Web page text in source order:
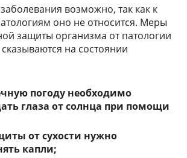
возможно, так как к
оно не относится. Меры
защиты организма от патологии
на состоянии
погоду необходимо
глаза от солнца при помощи
от сухости нужно
капли;